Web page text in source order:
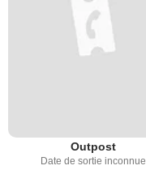
Outpost
Date de sortie inconnue